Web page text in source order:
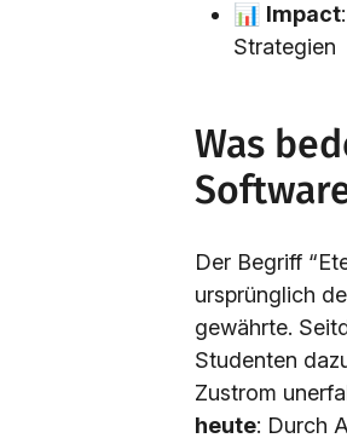
📊 Impact
Strategien
Was
Der Begriff
ursprünglich
gewährte.
Studenten
Zustrom
heute: Durch